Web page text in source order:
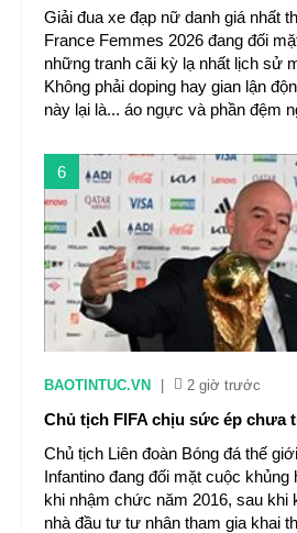
Giải đua xe đạp nữ danh giá nhất
France Femmes 2026 đang đối
những tranh cãi kỳ lạ nhất lịch sử
Không phải doping hay gian lận
này lại là... áo ngực và phần đệm
6
BAOTINTUC.VN 2 giờ trước
Chủ tịch FIFA chịu sức ép chưa
Chủ tịch Liên đoàn Bóng đá thế
Infantino đang đối mặt cuộc
khi nhậm chức năm 2016, sau khi
nhà đầu tư tư nhân tham gia khai